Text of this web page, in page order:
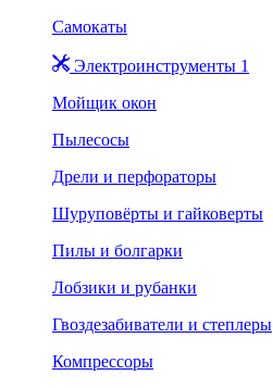
Самокаты
Электроинструменты 1
Мойщик окон
Пылесосы
Дрели и перфораторы
Шуруповёрты и гайковерты
Пилы и болгарки
Лобзики и рубанки
Гвоздезабиватели и степлеры
Компрессоры